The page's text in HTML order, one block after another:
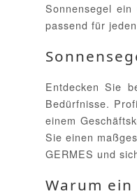
Sonnensegel
passend für
Entdecken Sie
Bedürfnisse.
einem
Sie einen
GERMES und
Warum